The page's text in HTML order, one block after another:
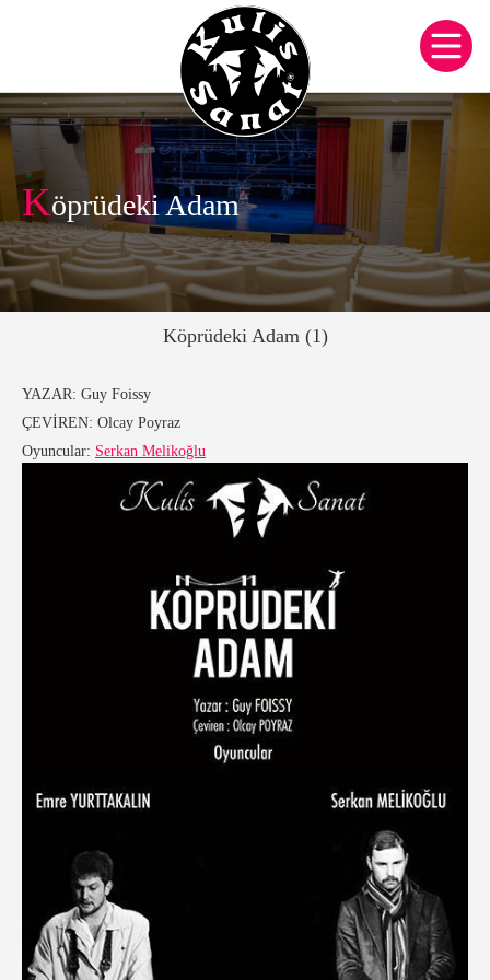
Köprüdeki Adam
Köprüdeki Adam (1)
YAZAR: Guy Foissy
ÇEVİREN: Olcay Poyraz
Oyuncular: Serkan Melikoğlu